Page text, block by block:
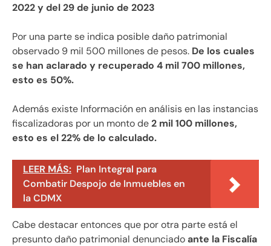
2022 y del 29 de junio de 2023
Por una parte se indica posible daño patrimonial
observado 9 mil 500 millones de pesos. De los cuales
se han aclarado y recuperado 4 mil 700 millones,
esto es 50%.
Además existe Información en análisis en las instancias
fiscalizadoras por un monto de2 mil 100 millones,
esto es el 22% de lo calculado.
LEER MÁS: Plan Integral para
Combatir Despojo de Inmuebles en
la CDMX
Cabe destacar entonces que por otra parte está el
presunto daño patrimonial denunciadoante la Fiscalía